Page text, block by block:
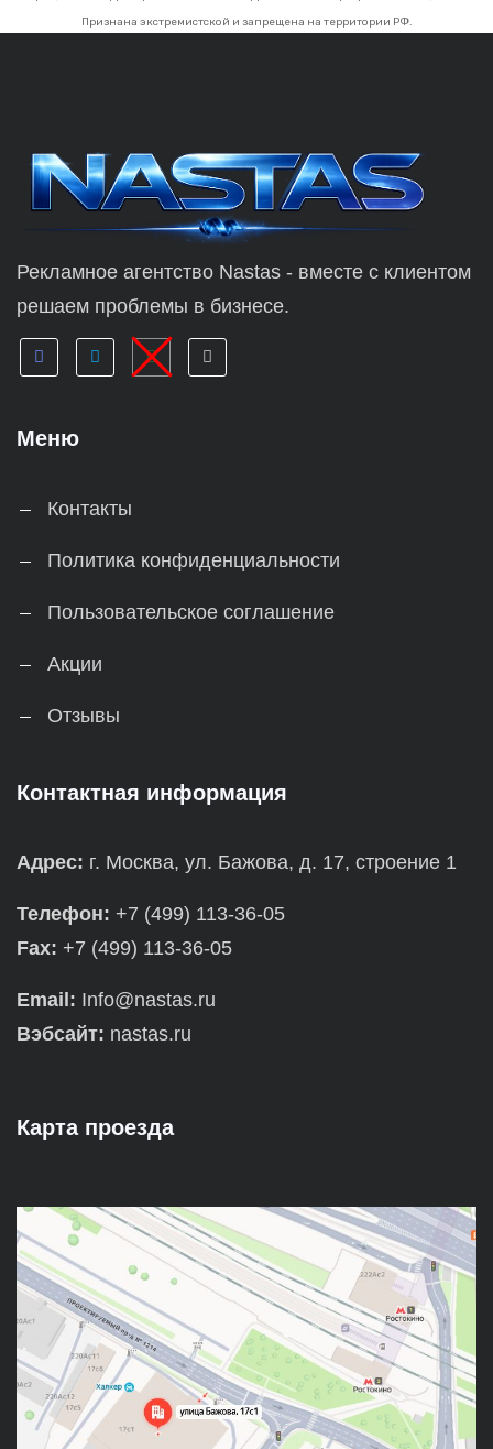
Признана экстремистской и запрещена на территории РФ.
Рекламное агентство Nastas - вместе с клиентом
решаем проблемы в бизнесе.
Меню
Контакты
Политика конфиденциальности
Пользовательское соглашение
Акции
Отзывы
Контактная информация
Адрес: г. Москва, ул. Бажова, д. 17, строение 1
Телефон: +7 (499) 113-36-05
Fax: +7 (499) 113-36-05
Email: Info@nastas.ru
Вэбсайт: nastas.ru
Карта проезда